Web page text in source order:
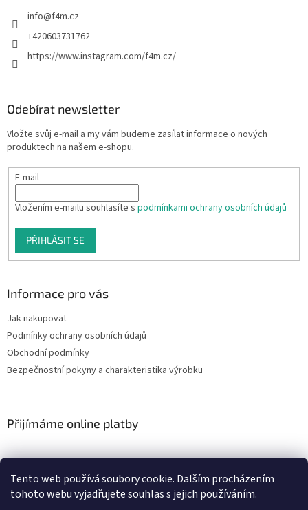
Tento web používá soubory cookie. Dalším procházením
tohoto webu vyjadřujete souhlas s jejich používáním.
info@f4m.cz
+420603731762
https://www.instagram.com/f4m.cz/
Odebírat newsletter
Vložte svůj e-mail a my vám budeme zasílat informace o nových
produktech na našem e-shopu.
E-mail
Vložením e-mailu souhlasíte s podmínkami ochrany osobních údajů
PŘIHLÁSIT SE
Informace pro vás
Jak nakupovat
Podmínky ochrany osobních údajů
Obchodní podmínky
Bezpečnostní pokyny a charakteristika výrobku
Přijímáme online platby